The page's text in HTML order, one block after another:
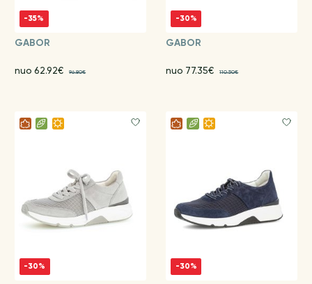
-35%
GABOR
nuo 62.92€ 96.80€
-30%
GABOR
nuo 77.35€ 110.50€
-30% -30%